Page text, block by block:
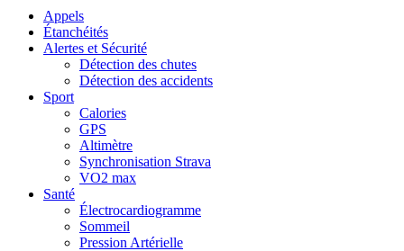
Appels
Étanchéités
Alertes et Sécurité
Détection des chutes
Détection des accidents
Sport
Calories
GPS
Altimètre
Synchronisation Strava
VO2 max
Santé
Électrocardiogramme
Sommeil
Pression Artérielle